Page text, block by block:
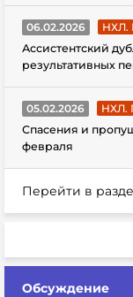
06.02.2026
НХЛ.
Ассистентский
результативных
05.02.2026
НХЛ.
Спасения и
февраля
Перейти в
Обсуждение